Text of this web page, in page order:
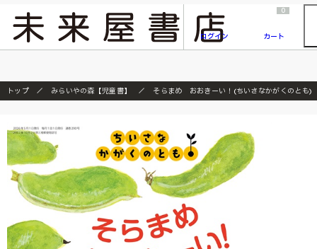
『ONE PIECE magazine 021 ONE PIECEカード付き同梱版』発売延期のご案内
ログイン
0
カート
トップ みらいやの森【児童書】 そらまめ おおきーい！(ちいさなかがくのとも